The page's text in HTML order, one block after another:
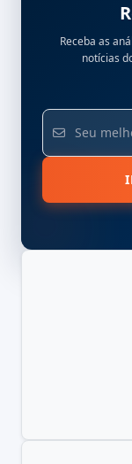
Receba as
notícias